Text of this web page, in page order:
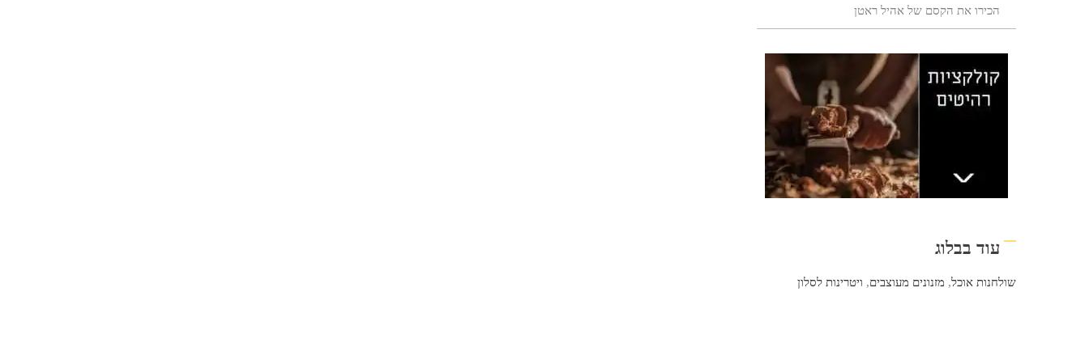
הכירו את הקסם של אהיל ראטן
עוד בבלוג
שולחנות אוכל, מזנונים מעוצבים, ויטרינות לסלון